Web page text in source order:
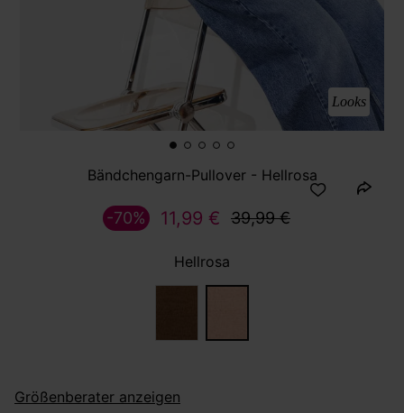
Looks
Bändchengarn-Pullover - Hellrosa
11,99 € 39,99 €
-70%
Hellrosa
Größenberater anzeigen